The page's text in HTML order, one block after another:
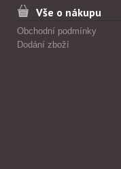
Vše o nákupu
Obchodní podmínky
Dodání zboží